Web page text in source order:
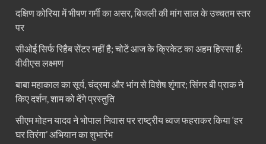
दक्षिण कोरिया में भीषण गर्मी का असर, बिजली की मांग साल के उच्चतम स्तर
पर
सीओई सिर्फ रिहैब सेंटर नहीं है; चोटें आज के क्रिकेट का अहम हिस्सा हैं:
वीवीएस लक्ष्मण
बाबा महाकाल का सूर्य, चंद्रमा और भांग से विशेष शृंगार; सिंगर बी प्राक ने
किए दर्शन, शाम को देंगे प्रस्तुति
सीएम मोहन यादव ने भोपाल निवास पर राष्ट्रीय ध्वज फहराकर किया ‘हर
घर तिरंगा’ अभियान का शुभारंभ